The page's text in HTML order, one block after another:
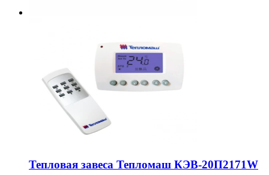
Тепловая завеса Тепломаш КЭВ-20П2171W